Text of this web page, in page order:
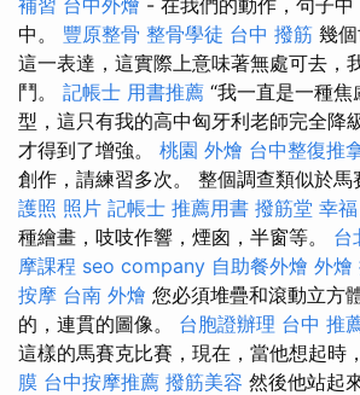
補習 台中外燴 - 在我們的動作，句子中
中。 豐原整骨 整骨學徒 台中 撥筋 幾
這一表達，這實際上意味著無處可去，
鬥。 記帳士 用書推薦 “我一直是一種
型，這只有我的高中匈牙利老師完全降
才得到了增強。 桃園 外燴 台中整復推
創作，請練習多次。 整個調查類似於馬
護照 照片 記帳士 推薦用書 撥筋堂 幸福
種繪畫，吱吱作響，煙囪，半窗等。 台
摩課程 seo company 自助餐外燴 外燴
按摩 台南 外燴 您必須堆疊和滾動立方
的，連貫的圖像。 台胞證辦理 台中 推
這樣的馬賽克比賽，現在，當他想起時
膜 台中按摩推薦 撥筋美容 然後他站起